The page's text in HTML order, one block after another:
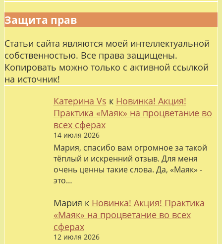
Защита прав
Статьи сайта являются моей интеллектуальной
собственностью. Все права защищены.
Копировать можно только с активной ссылкой
на источник!
Катерина Vs к Новинка! Акция!
Практика «Маяк» на процветание во
всех сферах
14 июля 2026
Мария, спасибо вам огромное за такой
тёплый и искренний отзыв. Для меня
очень ценны такие слова. Да, «Маяк» -
это…
Мария к Новинка! Акция! Практика
«Маяк» на процветание во всех
сферах
12 июля 2026